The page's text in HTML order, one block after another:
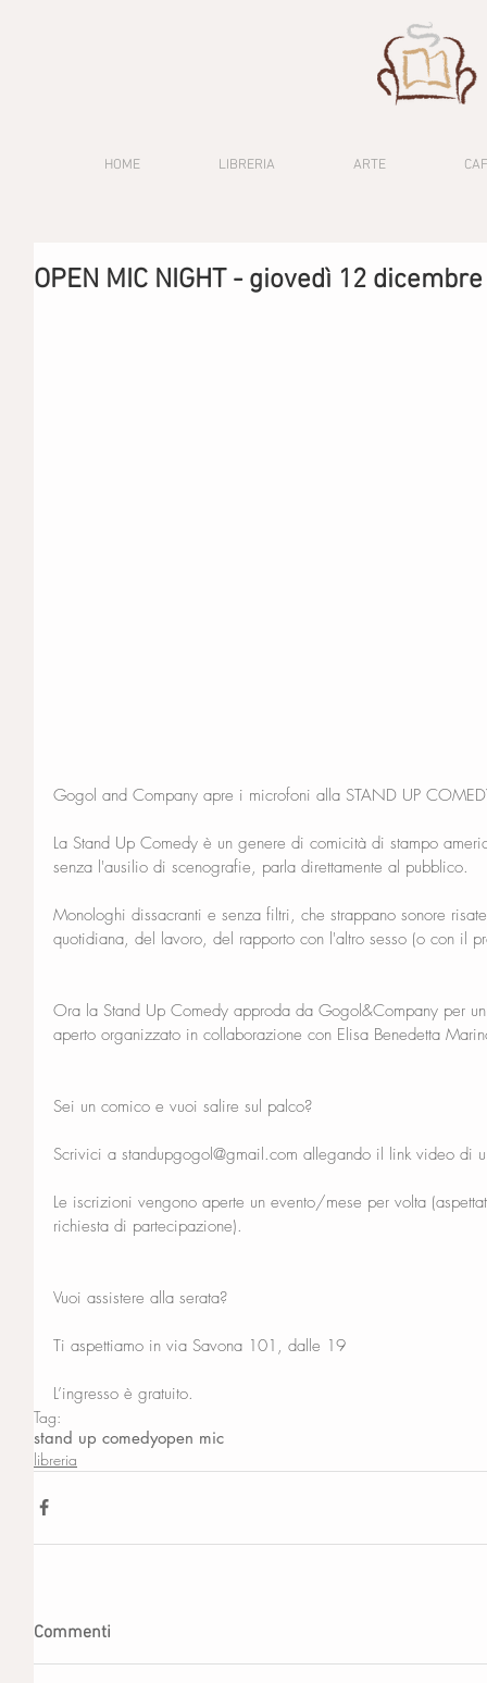
HOME LIBRERIA ARTE
OPEN MIC NIGHT - giovedì 12 dicembre
Gogol and Company apre i microfoni alla STAND UP
La Stand Up Comedy è un genere di comicità di stampo
senza l'ausilio di scenografie, parla direttamente al pubblico.
Monologhi dissacranti e senza filtri, che strappano sonore
quotidiana, del lavoro, del rapporto con l'altro sesso (o con il
Ora la Stand Up Comedy approda da Gogol&Company per
aperto organizzato in collaborazione con Elisa Benedetta
Sei un comico e vuoi salire sul palco?
Scrivici a standupgogol@gmail.com allegando il link video di
Le iscrizioni vengono aperte un evento/mese per volta
richiesta di partecipazione).
Vuoi assistere alla serata?
Ti aspettiamo in via Savona 101, dalle 19
L’ingresso è gratuito.
Tag:
stand up comedyopen mic
libreria
Commenti